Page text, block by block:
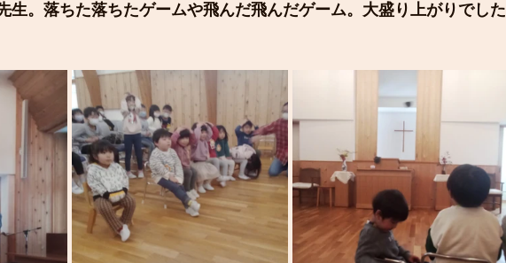
生。落ちた落ちたゲームや飛んだ飛んだゲーム。大盛り上がりでした